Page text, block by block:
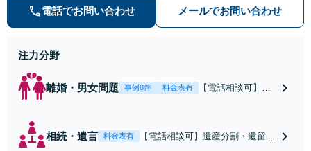
熱を胸に、依頼者様と真正面から向
き合います。
電話でお問い合わせ メールでお問い合わせ
注力分野
離婚・男女問題 事例8件 料金表有
【電話相談可】不
離婚に関するご相
相続・遺言 料金表有
【電話相談可】遺産分割・遺留